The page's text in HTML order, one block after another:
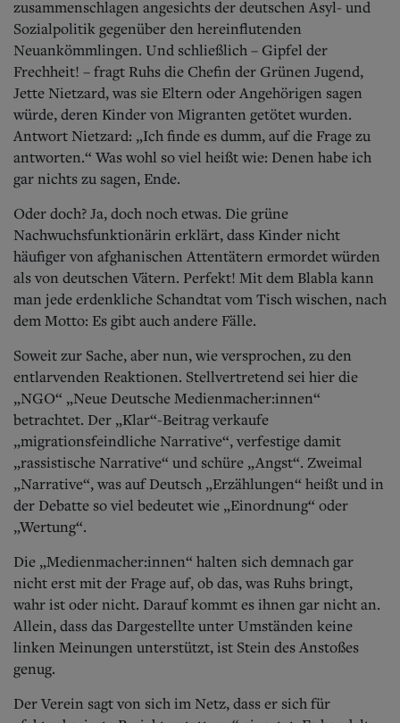
zusammenschlagen angesichts der deutschen Asyl- und
Sozialpolitik gegenüber den hereinflutenden
Neuankömmlingen. Und schließlich – Gipfel der
Frechheit! – fragt Ruhs die Chefin der Grünen Jugend,
Jette Nietzard, was sie Eltern oder Angehörigen sagen
würde, deren Kinder von Migranten getötet wurden.
Antwort Nietzard: „Ich finde es dumm, auf die Frage zu
antworten.“ Was wohl so viel heißt wie: Denen habe ich
gar nichts zu sagen, Ende.
Oder doch? Ja, doch noch etwas. Die grüne
Nachwuchsfunktionärin erklärt, dass Kinder nicht
häufiger von afghanischen Attentätern ermordet würden
als von deutschen Vätern. Perfekt! Mit dem Blabla kann
man jede erdenkliche Schandtat vom Tisch wischen, nach
dem Motto: Es gibt auch andere Fälle.
Soweit zur Sache, aber nun, wie versprochen, zu den
entlarvenden Reaktionen. Stellvertretend sei hier die
„NGO“ „Neue Deutsche Medienmacher:innen“
betrachtet. Der „Klar“-Beitrag verkaufe
„migrationsfeindliche Narrative“, verfestige damit
„rassistische Narrative“ und schüre „Angst“. Zweimal
„Narrative“, was auf Deutsch „Erzählungen“ heißt und in
der Debatte so viel bedeutet wie „Einordnung“ oder
„Wertung“.
Die „Medienmacher:innen“ halten sich demnach gar
nicht erst mit der Frage auf, ob das, was Ruhs bringt,
wahr ist oder nicht. Darauf kommt es ihnen gar nicht an.
Allein, dass das Dargestellte unter Umständen keine
linken Meinungen unterstützt, ist Stein des Anstoßes
genug.
Der Verein sagt von sich im Netz, dass er sich für